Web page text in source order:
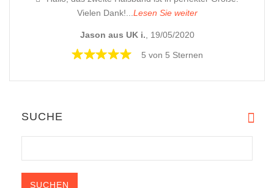
Vielen Dank!... Lesen Sie weiter
Jason aus UK i. , 19/05/2020
5 von 5 Sternen
SUCHE